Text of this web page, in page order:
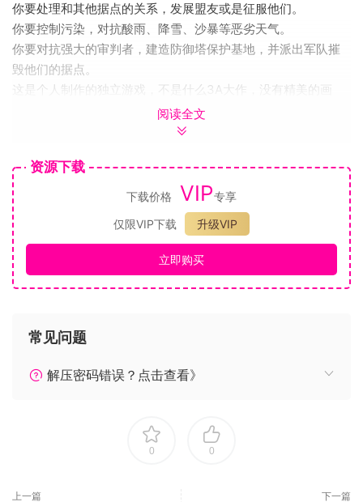
你要处理和其他据点的关系，发展盟友或是征服他们。
你要控制污染，对抗酸雨、降雪、沙暴等恶劣天气。
你要对抗强大的审判者，建造防御塔保护基地，并派出军队摧
毁他们的据点。
这是个人制作的独立游戏，不是什么3A大作，没有精美的画
面，只有废土世界和机器人。不过，这也是另一个审视人类文
明的视角，复杂的世界有时候很简单，冰冷的机器有时候很温
通关的时间预估在200小时以上。
游戏定位
这是一款包含据点间战斗的建造经营游戏，你需要在优化生产
效率和提升军事实力之间取得平衡。游戏是易于进行的，但获
得最终胜利绝非易事。你的据点不会因为一次战斗失败就彻底
消亡，而是能够迅速重建，这使得你总能到达最后的决战。但
如果发展不够快的话，决战是无法获胜的，事实上通过多周目
继承，以帮助你越来越强，同时，每个周目的地图也会重新随
游戏内容
同其他据点进行交易来获取电力。
解救和收留不同的机器人伙伴，增加你的人手。
技。
阅读全文
资源下载
下载价格 VIP专享
仅限VIP下载
升级VIP
立即购买
常见问题
解压密码错误？点击查看》
0 0
上一篇 下一篇